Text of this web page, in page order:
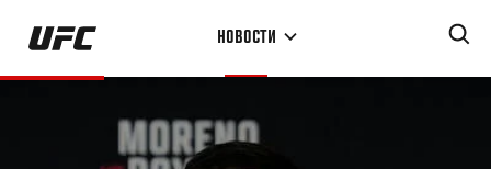
Перейти
основному
НОВОСТИ